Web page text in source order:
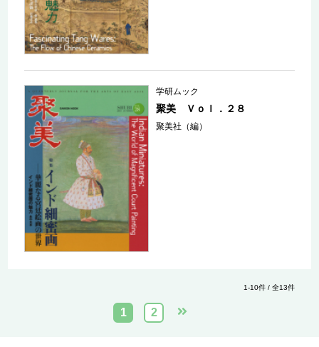
学研ムック
聚美 Ｖｏｌ．２８
聚美社（編）
1-10件 / 全13件
1 2